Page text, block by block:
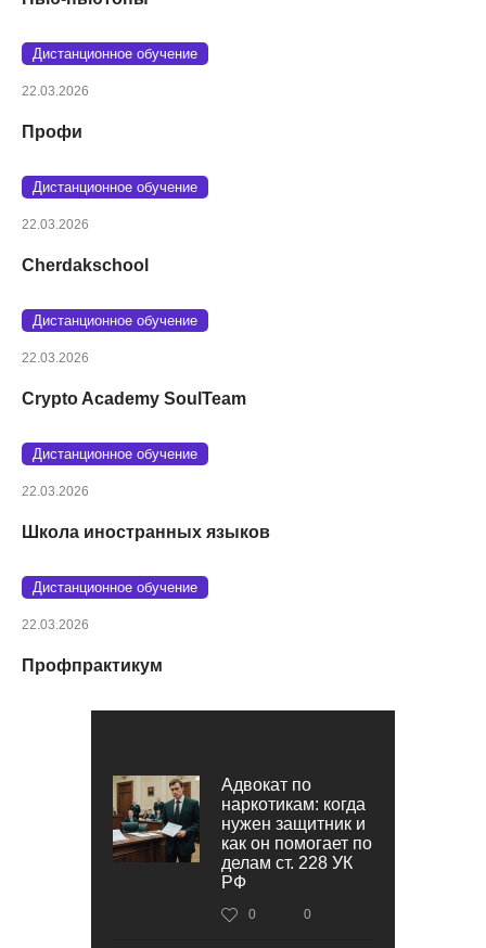
Дистанционное обучение
22.03.2026
Профи
Дистанционное обучение
22.03.2026
Cherdakschool
Дистанционное обучение
22.03.2026
Crypto Academy SoulTeam
Дистанционное обучение
22.03.2026
Школа иностранных языков
Дистанционное обучение
22.03.2026
Профпрактикум
Адвокат по
наркотикам: когда
нужен защитник и
как он помогает по
делам ст. 228 УК
РФ
0 0